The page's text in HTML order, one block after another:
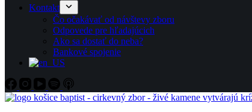
Kontakt
Čo očakávať od návštevy zboru
Odpovede pre hľadajúcich
Ako sa dostať do neba?
Bankové spojenie